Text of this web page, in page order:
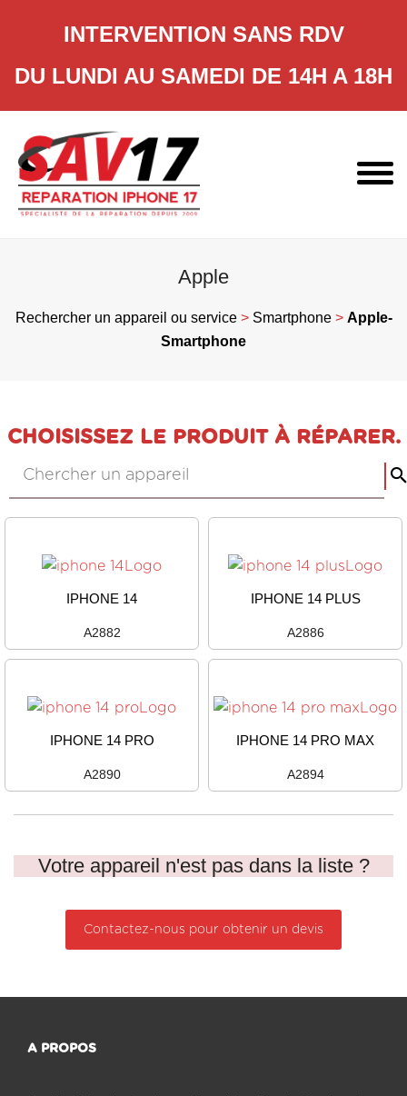
INTERVENTION SANS RDV
DU LUNDI AU SAMEDI DE 14H A 18H
content
Apple
Rechercher un appareil ou service> Smartphone> Apple-
Smartphone
CHOISISSEZ LE PRODUIT À RÉPARER.
IPHONE 14
A2882
IPHONE 14 PLUS
A2886
IPHONE 14 PRO
A2890
IPHONE 14 PRO MAX
A2894
Votre appareil n'est pas dans la liste ?
Contactez-nous pour obtenir un devis
A PROPOS